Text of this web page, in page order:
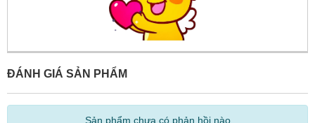
ĐÁNH GIÁ SẢN PHẨM
Sản phẩm chưa có phản hồi nào